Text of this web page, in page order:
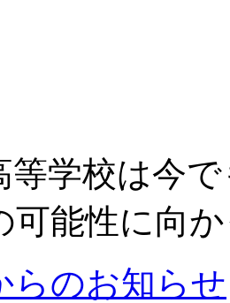
等学校は今
可能性に向
らのお知らせ